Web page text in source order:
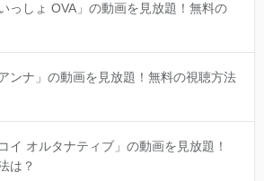
っしょ OVA」の動画を見放題！無料の
ンナ」の動画を見放題！無料の視聴方法
イ オルタナティブ」の動画を見放題！
は？